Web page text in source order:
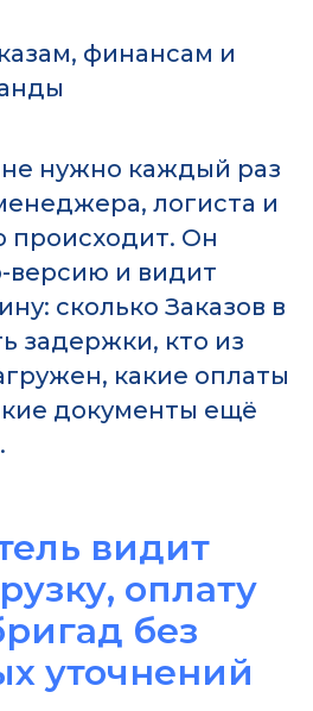
финансам и
нужно каждый раз
логиста и
происходит. Он
версию и видит
сколько Заказов в
задержки, кто из
какие оплаты
документы ещё
видит
оплату
без
уточнений